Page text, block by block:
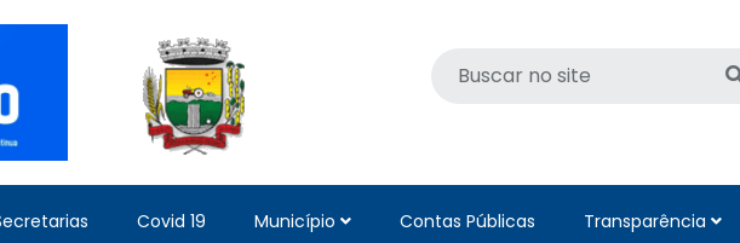
Covid 19 Município Contas Públicas Transparência